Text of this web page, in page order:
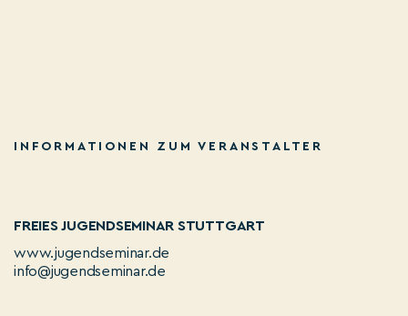
INFORMATIONEN ZUM VERANSTALTER
FREIES JUGENDSEMINAR STUTTGART
www.jugendseminar.de
info@jugendseminar.de